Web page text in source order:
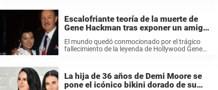
Escalofriante teoría de la muerte de
Gene Hackman tras exponer un amigo
El mundo quedó conmocionado por el trágico
fallecimiento de la leyenda de Hollywood Gene
sobre ...
La hija de 36 años de Demi Moore se
pone el icónico bikini dorado de su